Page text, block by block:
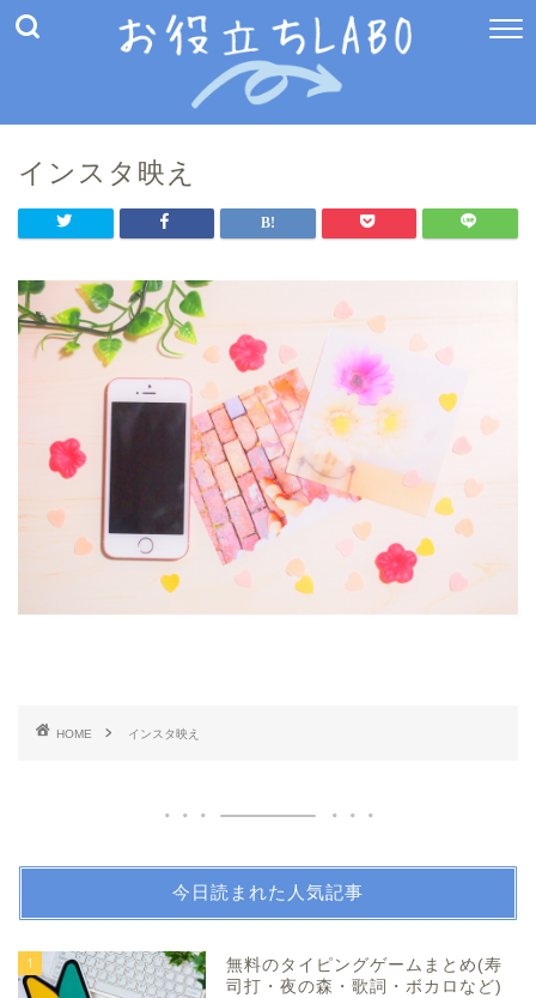
インスタ映え
HOME インスタ映え
今日読まれた人気記事
1
無料のタイピングゲームまとめ(寿
司打・夜の森・歌詞・ボカロなど)